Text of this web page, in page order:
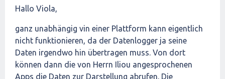
Hallo Viola,
ganz unabhängig vin einer Plattform kann eigentlich
nicht funktionieren, da der Datenlogger ja seine
Daten irgendwo hin übertragen muss. Von dort
können dann die von Herrn Iliou angesprochenen
Apps die Daten zur Darstellung abrufen. Die